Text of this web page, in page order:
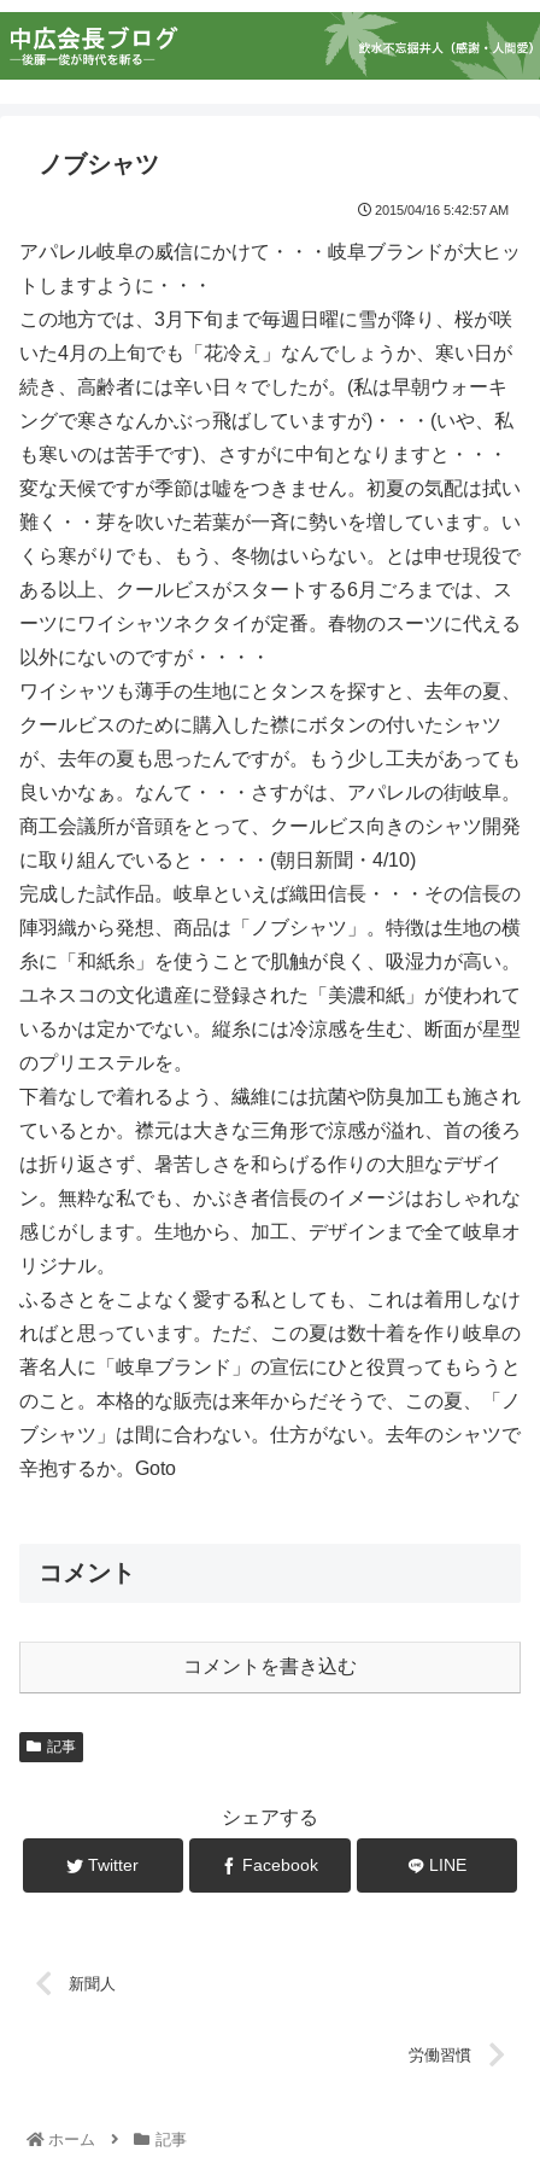
ノブシャツ
2015/04/16 5:42:57 AM
アパレル岐阜の威信にかけて・・・岐阜ブランドが大ヒッ
トしますように・・・
この地方では、3月下旬まで毎週日曜に雪が降り、桜が咲
いた4月の上旬でも「花冷え」なんでしょうか、寒い日が
続き、高齢者には辛い日々でしたが。(私は早朝ウォーキ
ングで寒さなんかぶっ飛ばしていますが)・・・(いや、私
も寒いのは苦手です)、さすがに中旬となりますと・・・
変な天候ですが季節は嘘をつきません。初夏の気配は拭い
難く・・芽を吹いた若葉が一斉に勢いを増しています。い
くら寒がりでも、もう、冬物はいらない。とは申せ現役で
ある以上、クールビスがスタートする6月ごろまでは、ス
ーツにワイシャツネクタイが定番。春物のスーツに代える
以外にないのですが・・・・
ワイシャツも薄手の生地にとタンスを探すと、去年の夏、
クールビスのために購入した襟にボタンの付いたシャツ
が、去年の夏も思ったんですが。もう少し工夫があっても
良いかなぁ。なんて・・・さすがは、アパレルの街岐阜。
商工会議所が音頭をとって、クールビス向きのシャツ開発
に取り組んでいると・・・・(朝日新聞・4/10)
完成した試作品。岐阜といえば織田信長・・・その信長の
陣羽織から発想、商品は「ノブシャツ」。特徴は生地の横
糸に「和紙糸」を使うことで肌触が良く、吸湿力が高い。
ユネスコの文化遺産に登録された「美濃和紙」が使われて
いるかは定かでない。縦糸には冷涼感を生む、断面が星型
のプリエステルを。
下着なしで着れるよう、繊維には抗菌や防臭加工も施され
ているとか。襟元は大きな三角形で涼感が溢れ、首の後ろ
は折り返さず、暑苦しさを和らげる作りの大胆なデザイ
ン。無粋な私でも、かぶき者信長のイメージはおしゃれな
感じがします。生地から、加工、デザインまで全て岐阜オ
リジナル。
ふるさとをこよなく愛する私としても、これは着用しなけ
ればと思っています。ただ、この夏は数十着を作り岐阜の
著名人に「岐阜ブランド」の宣伝にひと役買ってもらうと
のこと。本格的な販売は来年からだそうで、この夏、「ノ
ブシャツ」は間に合わない。仕方がない。去年のシャツで
辛抱するか。Goto
コメント
コメントを書き込む
記事
シェアする
Twitter Facebook LINE
新聞人
労働習慣
ホーム 記事